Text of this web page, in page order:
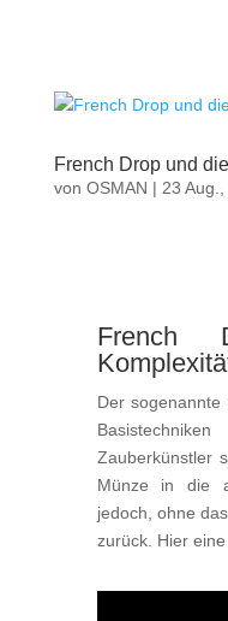
French Drop und
von OSMAN | 23
French
Der
Zauberkünstler
Münze in die
jedoch, ohne
zurück. Hier